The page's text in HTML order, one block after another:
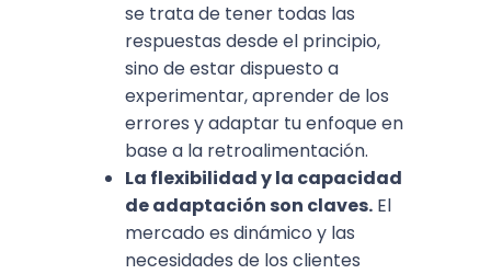
se trata de tener todas las
respuestas desde el principio,
sino de estar dispuesto a
experimentar, aprender de los
errores y adaptar tu enfoque en
base a la retroalimentación.
La flexibilidad y la capacidad
de adaptación son claves. El
mercado es dinámico y las
necesidades de los clientes